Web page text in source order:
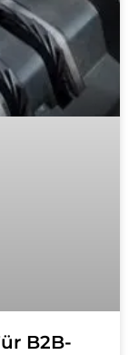
B2B-